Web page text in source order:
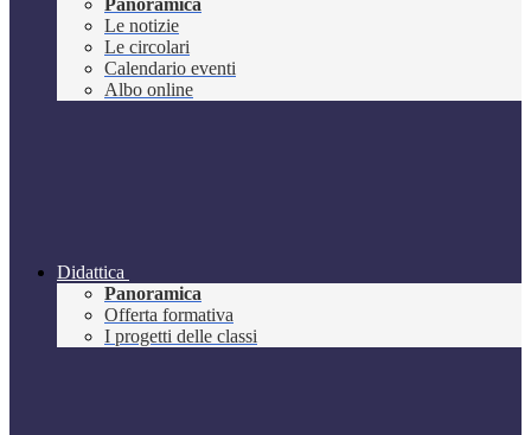
Panoramica
Le notizie
Le circolari
Calendario eventi
Albo online
Didattica
Panoramica
Offerta formativa
I progetti delle classi